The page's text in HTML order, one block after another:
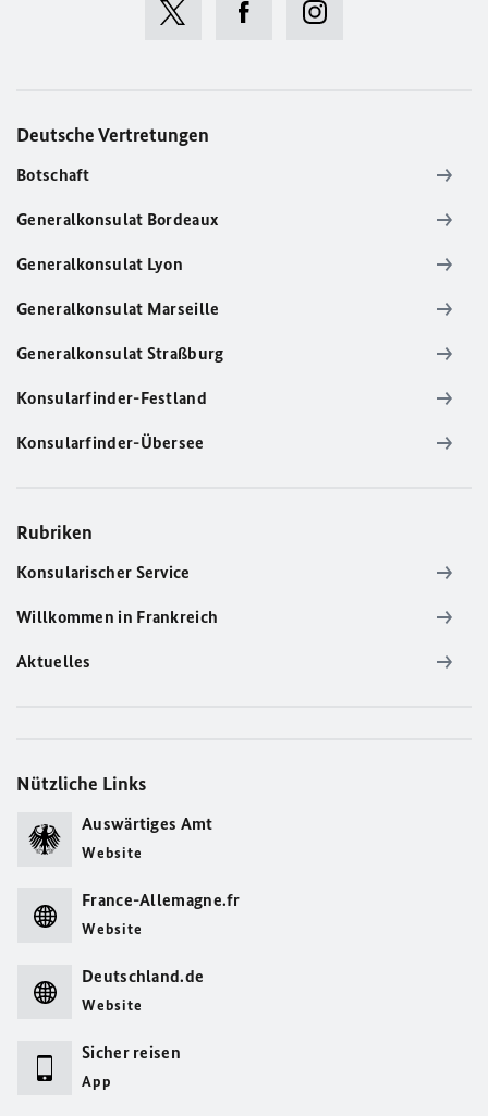
Deutsche Vertretungen
Botschaft
Generalkonsulat Bordeaux
Generalkonsulat Lyon
Generalkonsulat Marseille
Generalkonsulat Straßburg
Konsularfinder-Festland
Konsularfinder-Übersee
Rubriken
Konsularischer Service
Willkommen in Frankreich
Aktuelles
Nützliche Links
Auswärtiges Amt
Website
France-Allemagne.fr
Website
Deutschland.de
Website
Sicher reisen
App